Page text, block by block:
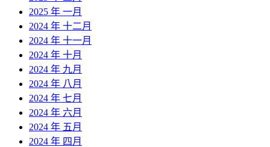
2025 年 一月
2024 年 十二月
2024 年 十一月
2024 年 十月
2024 年 九月
2024 年 八月
2024 年 七月
2024 年 六月
2024 年 五月
2024 年 四月